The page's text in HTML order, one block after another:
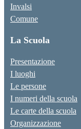
Invalsi
Comune
La Scuola
Presentazione
I luoghi
Le persone
I numeri della scuola
Le carte della scuola
Organizzazione